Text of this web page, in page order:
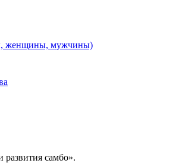
женщины, мужчины)
самбо».